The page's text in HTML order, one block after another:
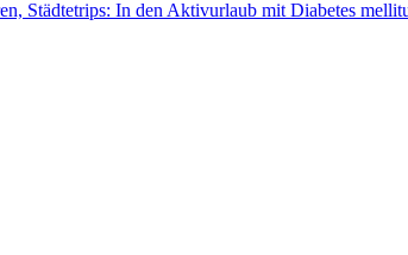
Städtetrips: In den Aktivurlaub mit Diabetes